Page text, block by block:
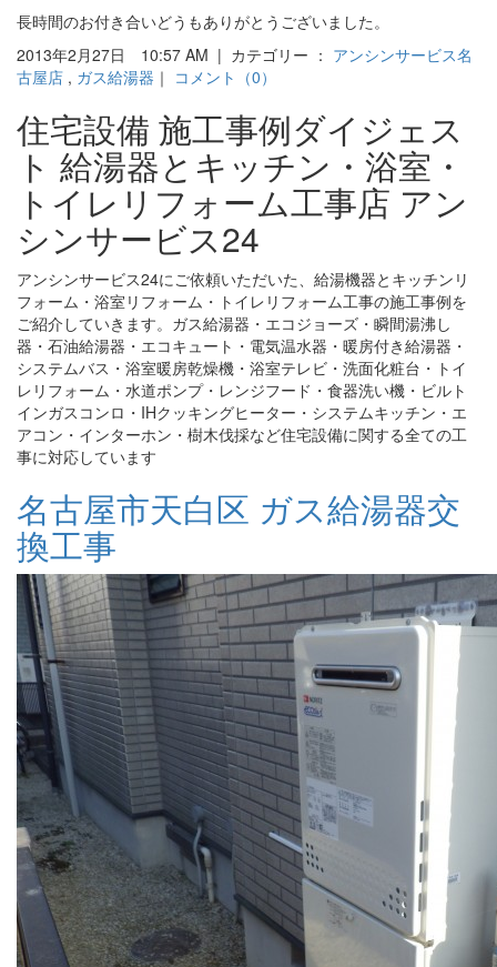
長時間のお付き合いどうもありがとうございました。
2013年2月27日 10:57 AM | カテゴリー ： アンシンサービス名
古屋店 , ガス給湯器 ｜ コメント（0）
住宅設備 施工事例ダイジェス
ト 給湯器とキッチン・浴室・
トイレリフォーム工事店 アン
シンサービス24
アンシンサービス24にご依頼いただいた、給湯機器とキッチンリ
フォーム・浴室リフォーム・トイレリフォーム工事の施工事例を
ご紹介していきます。ガス給湯器・エコジョーズ・瞬間湯沸し
器・石油給湯器・エコキュート・電気温水器・暖房付き給湯器・
システムバス・浴室暖房乾燥機・浴室テレビ・洗面化粧台・トイ
レリフォーム・水道ポンプ・レンジフード・食器洗い機・ビルト
インガスコンロ・IHクッキングヒーター・システムキッチン・エ
アコン・インターホン・樹木伐採など住宅設備に関する全ての工
事に対応しています
名古屋市天白区 ガス給湯器交
換工事